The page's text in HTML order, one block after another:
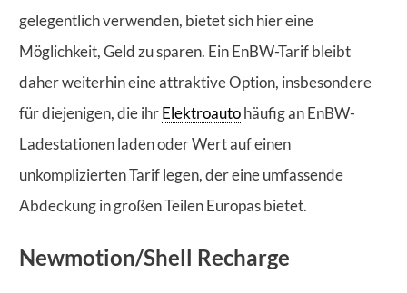
gelegentlich verwenden, bietet sich hier eine
Möglichkeit, Geld zu sparen. Ein EnBW-Tarif bleibt
daher weiterhin eine attraktive Option, insbesondere
für diejenigen, die ihrElektroautohäufig an EnBW-
Ladestationen laden oder Wert auf einen
unkomplizierten Tarif legen, der eine umfassende
Abdeckung in großen Teilen Europas bietet.
Newmotion/Shell Recharge